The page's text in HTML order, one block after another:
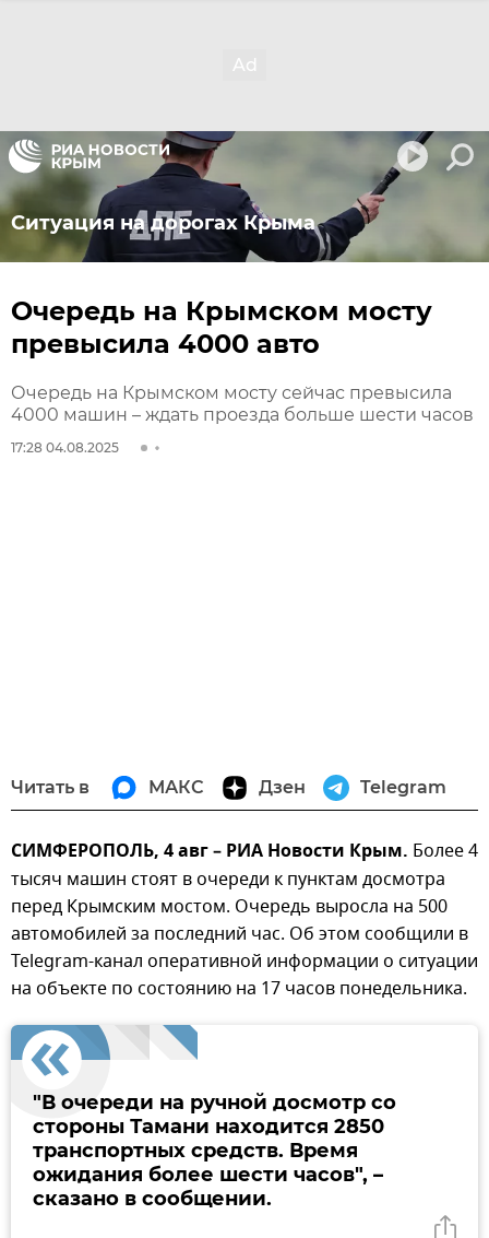
Ситуация на дорогах Крыма
Очередь на Крымском мосту
превысила 4000 авто
Очередь на Крымском мосту сейчас превысила
4000 машин – ждать проезда больше шести часов
17:28 04.08.2025
Читать в МАКС Дзен Telegram
СИМФЕРОПОЛЬ, 4 авг – РИА Новости Крым. Более 4
тысяч машин стоят в очереди к пунктам досмотра
перед Крымским мостом. Очередь выросла на 500
автомобилей за последний час. Об этом сообщили в
Telegram-канал оперативной информации о ситуации
на объекте по состоянию на 17 часов понедельника.
"В очереди на ручной досмотр со
стороны Тамани находится 2850
транспортных средств. Время
ожидания более шести часов", –
сказано в сообщении.